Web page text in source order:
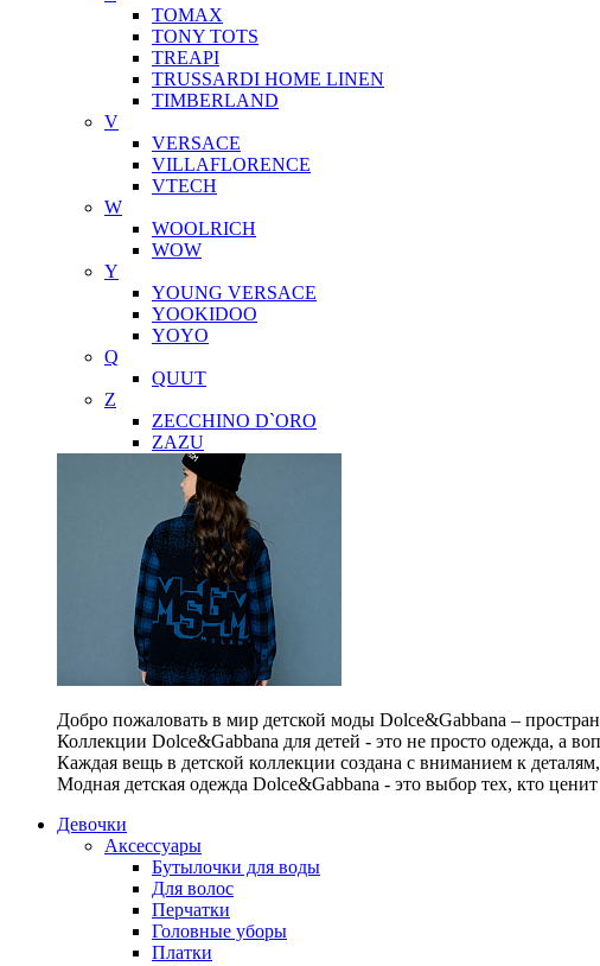
TOMAX
TONY TOTS
TREAPI
TRUSSARDI HOME LINEN
TIMBERLAND
V
VERSACE
VILLAFLORENCE
VTECH
W
WOOLRICH
WOW
Y
YOUNG VERSACE
YOOKIDOO
YOYO
Q
QUUT
Z
ZECCHINO D`ORO
ZAZU
Добро пожаловать в мир детской моды Dolce&Gabbana –
Коллекции Dolce&Gabbana для детей - это не просто одежда, а
Каждая вещь в детской коллекции создана с вниманием к
Модная детская одежда Dolce&Gabbana - это выбор тех, кто
Девочки
Аксессуары
Бутылочки для воды
Для волос
Перчатки
Головные уборы
Платки